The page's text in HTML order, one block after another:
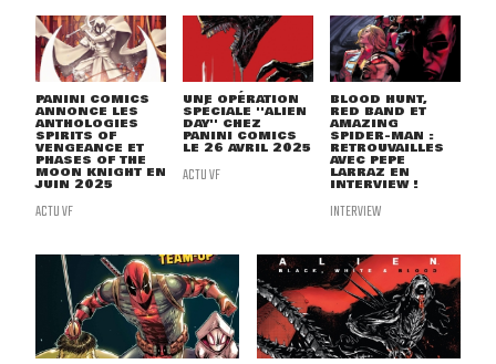
PANINI COMICS
ANNONCE LES
ANTHOLOGIES
SPIRITS OF
VENGEANCE ET
PHASES OF THE
MOON KNIGHT EN
JUIN 2025
ACTU VF
UNE OPÉRATION
SPÉCIALE ''ALIEN
DAY'' CHEZ
PANINI COMICS
LE 26 AVRIL 2025
ACTU VF
BLOOD HUNT,
RED BAND ET
AMAZING
SPIDER-MAN :
RETROUVAILLES
AVEC PEPE
LARRAZ EN
INTERVIEW !
INTERVIEW